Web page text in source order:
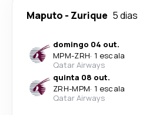
Maputo - Zurique 5 dias
domingo 04 out.
MPM-ZRH· 1 escala
Qatar Airways
quinta 08 out.
ZRH-MPM· 1 escala
Qatar Airways